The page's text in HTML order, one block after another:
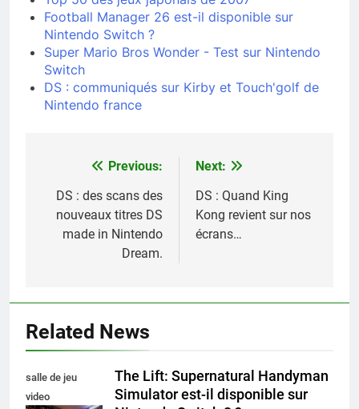
Football Manager 26 est-il disponible sur
Nintendo Switch ?
Super Mario Bros Wonder - Test sur Nintendo
Switch
DS : communiqués sur Kirby et Touch'golf de
Nintendo france
Navigation
de
l’article
Previous:
DS : des scans des
nouveaux titres DS
made in Nintendo
Dream.
Next:
DS : Quand King
Kong revient sur nos
écrans…
Related News
salle de jeu
video
The Lift: Supernatural Handyman
Simulator est-il disponible sur